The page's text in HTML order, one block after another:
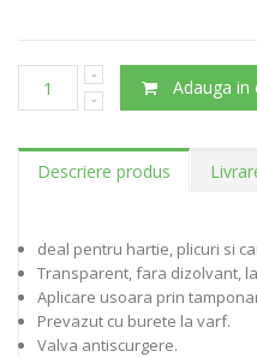
Adauga in
Descriere produs
deal pentru hartie, plicuri si
Transparent, fara dizolvant,
Aplicare usoara prin
Prevazut cu burete la varf.
Valva antiscurgere.